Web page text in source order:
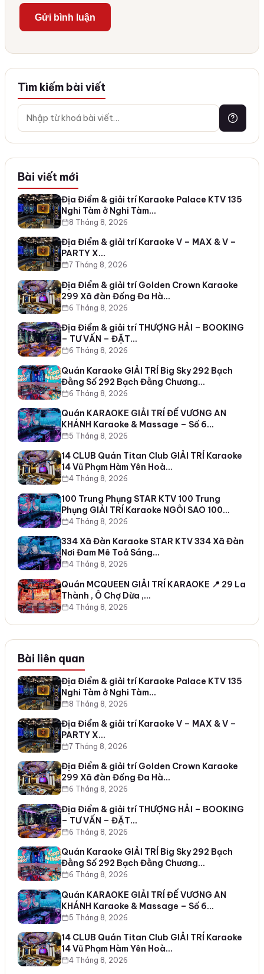
Tìm kiếm bài viết
Bài viết mới
Địa Điểm & giải trí Karaoke Palace KTV 135
Nghi Tàm ở Nghi Tàm…
8 Tháng 8, 2026
Địa Điểm & giải trí Karaoke V – MAX & V –
PARTY X…
7 Tháng 8, 2026
Địa Điểm & giải trí Golden Crown Karaoke
299 Xã đàn Đống Đa Hà…
6 Tháng 8, 2026
Địa Điểm & giải trí THƯỢNG HẢI – BOOKING
– TƯ VẤN – ĐẶT…
6 Tháng 8, 2026
Quán Karaoke GIẢI TRÍ Big Sky 292 Bạch
Đằng Số 292 Bạch Đằng Chương…
6 Tháng 8, 2026
Quán KARAOKE GIẢI TRÍ ĐẾ VƯƠNG AN
KHÁNH Karaoke & Massage – Số 6…
5 Tháng 8, 2026
14 CLUB Quán Titan Club GIẢI TRÍ Karaoke
14 Vũ Phạm Hàm Yên Hoà…
4 Tháng 8, 2026
100 Trung Phụng STAR KTV 100 Trung
Phụng GIẢI TRÍ Karaoke NGÔI SAO 100…
4 Tháng 8, 2026
334 Xã Đàn Karaoke STAR KTV 334 Xã Đàn
Nơi Đam Mê Toả Sáng…
4 Tháng 8, 2026
Quán MCQUEEN GIẢI TRÍ KARAOKE 📍 29 La
Thành , Ô Chợ Dừa ,…
4 Tháng 8, 2026
Bài liên quan
Địa Điểm & giải trí Karaoke Palace KTV 135
Nghi Tàm ở Nghi Tàm…
8 Tháng 8, 2026
Địa Điểm & giải trí Karaoke V – MAX & V –
PARTY X…
7 Tháng 8, 2026
Địa Điểm & giải trí Golden Crown Karaoke
299 Xã đàn Đống Đa Hà…
6 Tháng 8, 2026
Địa Điểm & giải trí THƯỢNG HẢI – BOOKING
– TƯ VẤN – ĐẶT…
6 Tháng 8, 2026
Quán Karaoke GIẢI TRÍ Big Sky 292 Bạch
Đằng Số 292 Bạch Đằng Chương…
6 Tháng 8, 2026
Quán KARAOKE GIẢI TRÍ ĐẾ VƯƠNG AN
KHÁNH Karaoke & Massage – Số 6…
5 Tháng 8, 2026
14 CLUB Quán Titan Club GIẢI TRÍ Karaoke
14 Vũ Phạm Hàm Yên Hoà…
4 Tháng 8, 2026